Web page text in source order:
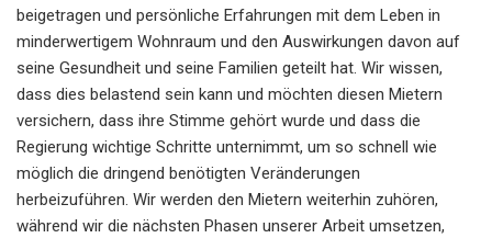
beigetragen und persönliche Erfahrungen mit dem Leben in
minderwertigem Wohnraum und den Auswirkungen davon auf
seine Gesundheit und seine Familien geteilt hat. Wir wissen,
dass dies belastend sein kann und möchten diesen Mietern
versichern, dass ihre Stimme gehört wurde und dass die
Regierung wichtige Schritte unternimmt, um so schnell wie
möglich die dringend benötigten Veränderungen
herbeizuführen. Wir werden den Mietern weiterhin zuhören,
während wir die nächsten Phasen unserer Arbeit umsetzen,